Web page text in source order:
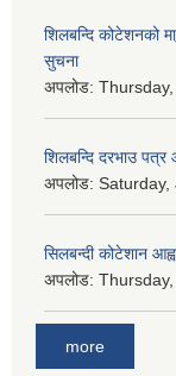
शिलबन्दि कोटेशनको
सुचना
अपलोड:
शिलबन्दि दरभाउ पत्र
अपलोड:
सिलबन्दी कोटेशान
अपलोड:
more